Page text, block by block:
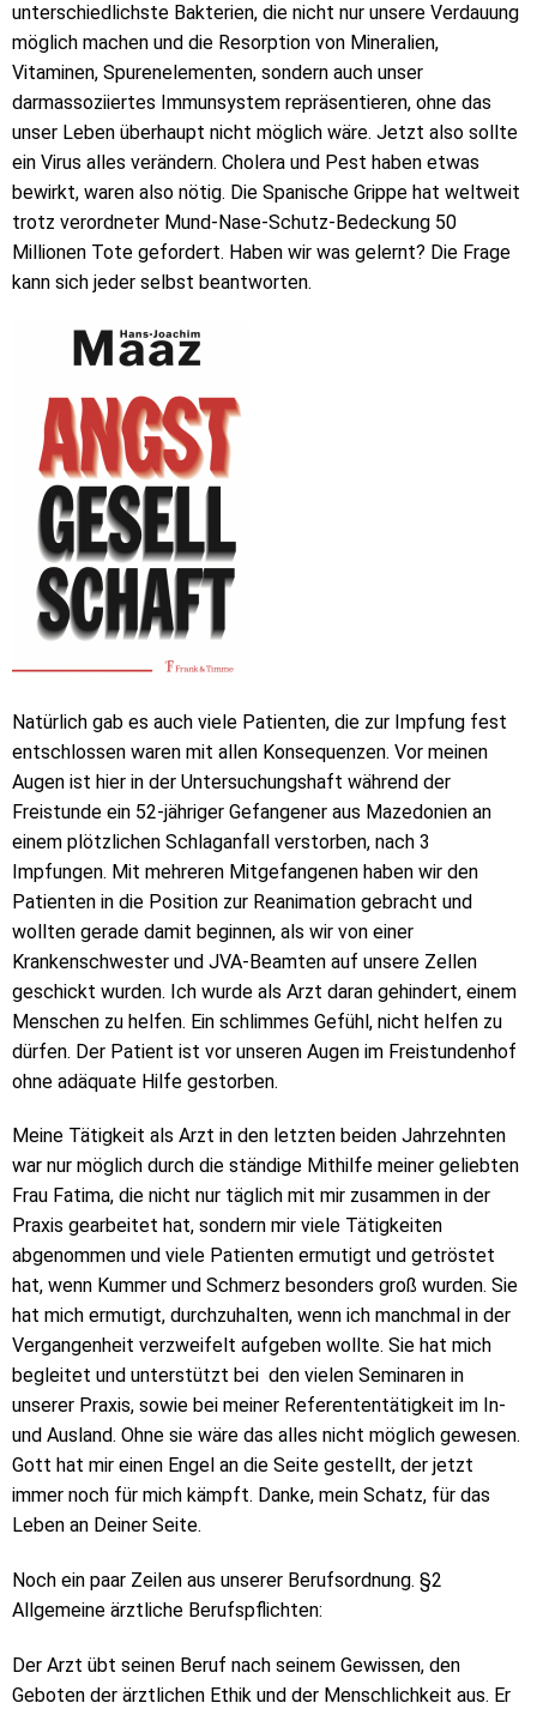
unterschiedlichste Bakterien, die nicht nur unsere Verdauung
möglich machen und die Resorption von Mineralien,
Vitaminen, Spurenelementen, sondern auch unser
darmassoziiertes Immunsystem repräsentieren, ohne das
unser Leben überhaupt nicht möglich wäre. Jetzt also sollte
ein Virus alles verändern. Cholera und Pest haben etwas
bewirkt, waren also nötig. Die Spanische Grippe hat weltweit
trotz verordneter Mund-Nase-Schutz-Bedeckung 50
Millionen Tote gefordert. Haben wir was gelernt? Die Frage
kann sich jeder selbst beantworten.
Natürlich gab es auch viele Patienten, die zur Impfung fest
entschlossen waren mit allen Konsequenzen. Vor meinen
Augen ist hier in der Untersuchungshaft während der
Freistunde ein 52-jähriger Gefangener aus Mazedonien an
einem plötzlichen Schlaganfall verstorben, nach 3
Impfungen. Mit mehreren Mitgefangenen haben wir den
Patienten in die Position zur Reanimation gebracht und
wollten gerade damit beginnen, als wir von einer
Krankenschwester und JVA-Beamten auf unsere Zellen
geschickt wurden. Ich wurde als Arzt daran gehindert, einem
Menschen zu helfen. Ein schlimmes Gefühl, nicht helfen zu
dürfen. Der Patient ist vor unseren Augen im Freistundenhof
ohne adäquate Hilfe gestorben.
Meine Tätigkeit als Arzt in den letzten beiden Jahrzehnten
war nur möglich durch die ständige Mithilfe meiner geliebten
Frau Fatima, die nicht nur täglich mit mir zusammen in der
Praxis gearbeitet hat, sondern mir viele Tätigkeiten
abgenommen und viele Patienten ermutigt und getröstet
hat, wenn Kummer und Schmerz besonders groß wurden. Sie
hat mich ermutigt, durchzuhalten, wenn ich manchmal in der
Vergangenheit verzweifelt aufgeben wollte. Sie hat mich
begleitet und unterstützt bei den vielen Seminaren in
unserer Praxis, sowie bei meiner Referententätigkeit im In-
und Ausland. Ohne sie wäre das alles nicht möglich gewesen.
Gott hat mir einen Engel an die Seite gestellt, der jetzt
immer noch für mich kämpft. Danke, mein Schatz, für das
Leben an Deiner Seite.
Noch ein paar Zeilen aus unserer Berufsordnung. §2
Allgemeine ärztliche Berufspflichten:
Der Arzt übt seinen Beruf nach seinem Gewissen, den
Geboten der ärztlichen Ethik und der Menschlichkeit aus. Er